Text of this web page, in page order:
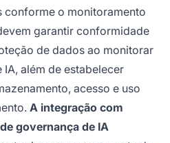
conforme o monitoramento
garantir conformidade
de dados ao monitorar
além de estabelecer
acesso e uso
A integração com
governança de IA